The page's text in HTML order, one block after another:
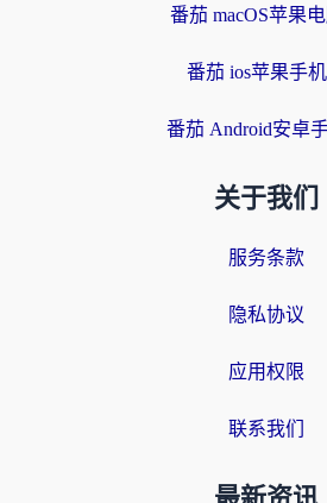
番茄 macOS苹果
番茄 ios苹果手
番茄 Android安卓
关于我们
服务条款
隐私协议
应用权限
联系我们